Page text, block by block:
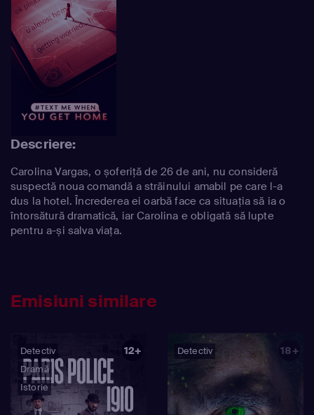
Descriere:
Carolina Vargas, o șoferiță de 26 de ani, nu consideră
suspectă noua comandă a străinului amabil pe care l-a
dus la hotel. Încrederea ei oarbă face ca situația să ia o
întorsătură dramatică, iar Carolina e obligată să lupte
pentru a-și salva viața.
Emisiuni similare
Detectiv
Dramă
Istorie
12+ Detectiv 18+